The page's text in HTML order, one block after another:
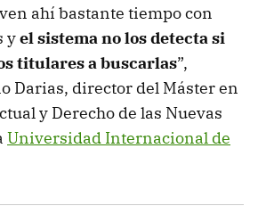
ahí bastante tiempo con
yel sistema no los detecta si
titulares a buscarlas”,
Darias, director del Máster en
y Derecho de las Nuevas
Universidad Internacional de